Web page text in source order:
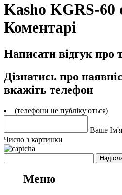
Kasho KGRS-60
Коментарі
Написати відгук про
Дізнатись про
вкажіть телефон
(телефони не публікуються)
Ваше Ім'я
Число з картинки
Меню